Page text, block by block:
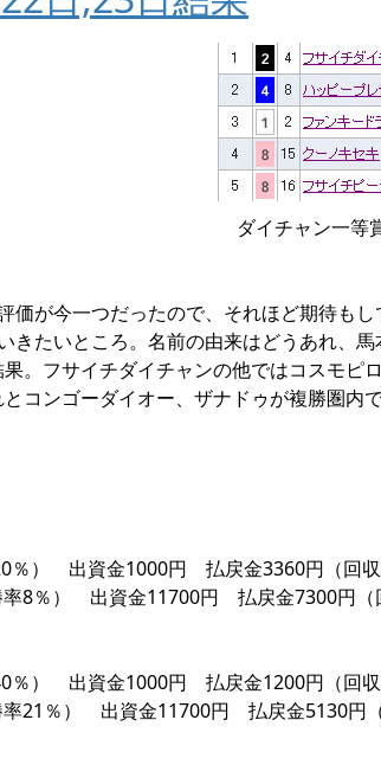
ダイチャン一等
が今一つだったので、それほど期待も
きたいところ。名前の由来はどうあれ、馬
。フサイチダイチャンの他ではコスモピ
コンゴーダイオー、ザナドゥが複勝圏内
） 出資金1000円 払戻金3360円（回収
8％） 出資金11700円 払戻金7300円（
） 出資金1000円 払戻金1200円（回収
21％） 出資金11700円 払戻金5130円（